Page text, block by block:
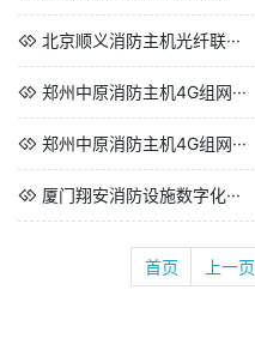
北京顺义消防主机光纤联···
郑州中原消防主机4G组网···
郑州中原消防主机4G组网···
厦门翔安消防设施数字化···
首页 上一页